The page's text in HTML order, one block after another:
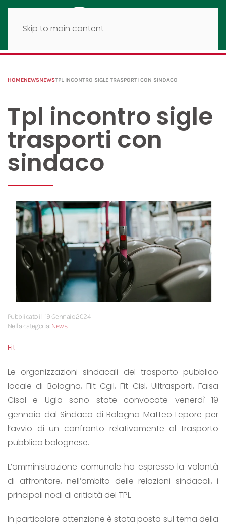
Skip to main content
HOMENEWSNEWSTPL INCONTRO SIGLE TRASPORTI CON SINDACO
Tpl incontro sigle
trasporti con
sindaco
Pubblicato il: 19 Gennaio 2024
Nella categoria:News
Fit
Le organizzazioni sindacali del trasporto pubblico
locale di Bologna, Filt Cgil, Fit Cisl, Uiltrasporti, Faisa
Cisal e Ugla sono state convocate venerdì 19
gennaio dal Sindaco di Bologna Matteo Lepore per
l’avvio di un confronto relativamente al trasporto
pubblico bolognese.
L’amministrazione comunale ha espresso la volontà
di affrontare, nell’ambito delle relazioni sindacali, i
principali nodi di criticità del TPL
In particolare attenzione è stata posta sul tema della